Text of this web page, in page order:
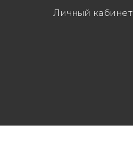
Личный кабинет